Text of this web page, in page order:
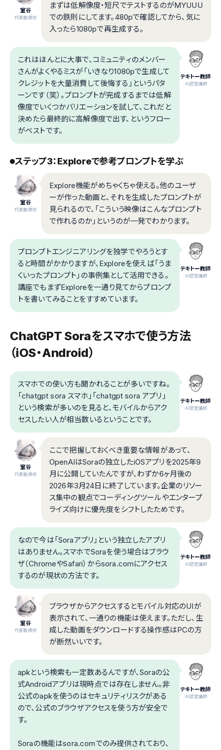
室谷
代表取締役
まずは低解像度・短尺でテストするのがMYUUU
での鉄則にしてます。480pで確認してから、気に
入ったら1080pで再生成する。
テキトー教師
.AI認定講師
これはほんとに大事で、コミュニティのメンバー
さんがよくやるミスが「いきなり1080pで生成して
クレジットを大量消費して後悔する」というパタ
ーンです（笑）。プロンプトが完成するまでは低解
像度でいくつかバリエーションを試して、これだと
決めたら最終的に高解像度で出す、というフロー
がベストです。
ステップ3：Exploreで参考プロンプトを学ぶ
室谷
代表取締役
Explore機能がめちゃくちゃ使える。他のユーザ
ーが作った動画と、それを生成したプロンプトが
見られるので、「こういう映像はこんなプロンプト
で作れるのか」というのが一発でわかります。
テキトー教師
.AI認定講師
プロンプトエンジニアリングを独学でやろうとす
ると時間がかかりますが、Exploreを使えば「うま
くいったプロンプト」の事例集として活用できる。
講座でもまずExploreを一通り見てからプロンプ
トを書いてみることをすすめています。
ChatGPT Soraをスマホで使う方法
（iOS・Android）
テキトー教師
.AI認定講師
スマホでの使い方も聞かれることが多いですね。
「chatgpt sora スマホ」「chatgpt sora アプリ」
という検索が多いのを見ると、モバイルからアク
セスしたい人が相当数いるということです。
室谷
代表取締役
ここで把握しておくべき重要な情報があって、
OpenAIはSoraの独立したiOSアプリを2025年9
月に公開していたんですが、わずか6ヶ月後の
2026年3月24日に終了しています。企業のリソー
ス集中の観点でコーディングツールやエンタープ
ライズ向けに優先度をシフトしたためです。
テキトー教師
.AI認定講師
なので今は「Soraアプリ」という独立したアプリ
はありません。スマホでSoraを使う場合はブラウ
ザ（ChromeやSafari）からsora.comにアクセス
するのが現状の方法です。
室谷
代表取締役
ブラウザからアクセスするとモバイル対応のUIが
表示されて、一通りの機能は使えます。ただし、生
成した動画をダウンロードする操作感はPCの方
が断然いいです。
テキトー教師
.AI認定講師
apkという検索も一定数あるんですが、Soraの公
式Androidアプリは現時点では存在しません。非
公式のapkを使うのはセキュリティリスクがある
ので、公式のブラウザアクセスを使う方が安全で
す。
Soraの機能はsora.comでのみ提供されており、